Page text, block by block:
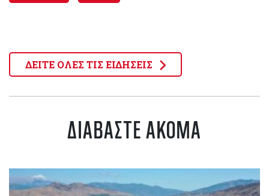
ΔΕΙΤΕ ΟΛΕΣ ΤΙΣ ΕΙΔΗΣΕΙΣ
ΔΙΑΒΑΣΤΕ ΑΚΟΜΑ